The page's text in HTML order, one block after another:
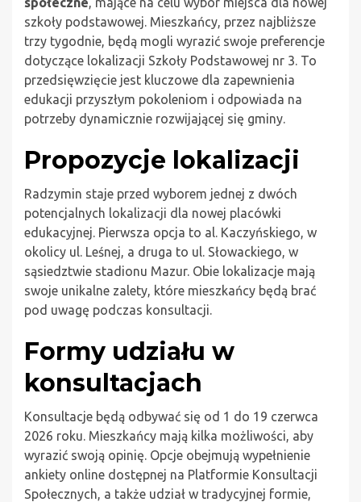
szkoły podstawowej. Mieszkańcy, przez najbliższe
trzy tygodnie, będą mogli wyrazić swoje preferencje
dotyczące lokalizacji Szkoły Podstawowej nr 3. To
przedsięwzięcie jest kluczowe dla zapewnienia
edukacji przyszłym pokoleniom i odpowiada na
potrzeby dynamicznie rozwijającej się gminy.
Propozycje lokalizacji
Radzymin staje przed wyborem jednej z dwóch
potencjalnych lokalizacji dla nowej placówki
edukacyjnej. Pierwsza opcja to al. Kaczyńskiego, w
okolicy ul. Leśnej, a druga to ul. Słowackiego, w
sąsiedztwie stadionu Mazur. Obie lokalizacje mają
swoje unikalne zalety, które mieszkańcy będą brać
pod uwagę podczas konsultacji.
Formy udziału w
konsultacjach
Konsultacje będą odbywać się od 1 do 19 czerwca
2026 roku. Mieszkańcy mają kilka możliwości, aby
wyrazić swoją opinię. Opcje obejmują wypełnienie
ankiety online dostępnej na Platformie Konsultacji
Społecznych, a także udział w tradycyjnej formie,